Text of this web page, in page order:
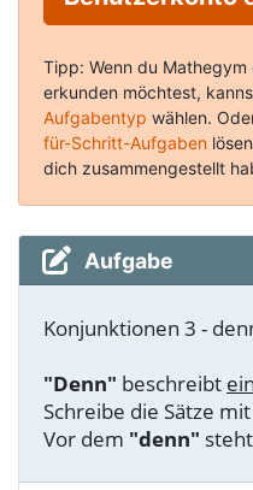
Tipp: Wenn du
erkunden möchtest,
Aufgabentyp wählen.
für-Schritt-Aufgaben
dich zusammengestellt
Aufgabe
Konjunktionen 3 -
"Denn" beschreibt
Schreibe die Sätze mit
Vor dem "denn"